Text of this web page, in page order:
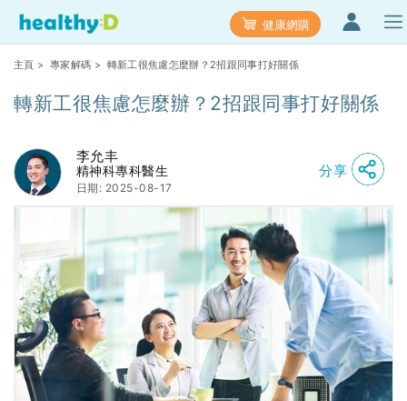
健康網購
主頁 > 專家解碼 > 轉新工很焦慮怎麼辦？2招跟同事打好關係
轉新工很焦慮怎麼辦？2招跟同事打好關係
李允丰
精神科專科醫生
日期: 2025-08-17
分享